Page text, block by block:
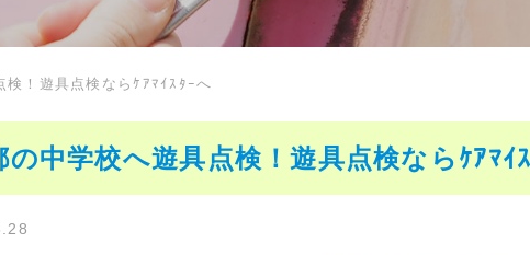
検！遊具点検ならｹｱﾏｲｽﾀｰへ
の中学校へ遊具点検！遊具点検ならｹｱﾏｲ